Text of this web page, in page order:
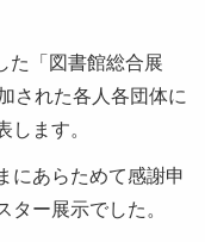
た「図書館総合展
された各人各団体に
ます。
にあらためて感謝申
ー展示でした。